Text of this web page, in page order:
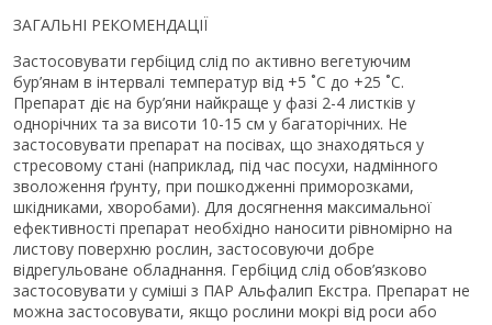
ЗАГАЛЬНІ РЕКОМЕНДАЦІЇ
Застосовувати гербіцид слід по активно вегетуючим
бур’янам в інтервалі температур від +5 ˚С до +25 ˚С.
Препарат діє на бур’яни найкраще у фазі 2-4 листків у
однорічних та за висоти 10-15 см у багаторічних. Не
застосовувати препарат на посівах, що знаходяться у
стресовому стані (наприклад, під час посухи, надмінного
зволоження ґрунту, при пошкодженні приморозками,
шкідниками, хворобами). Для досягнення максимальної
ефективності препарат необхідно наносити рівномірно на
листову поверхню рослин, застосовуючи добре
відрегульоване обладнання. Гербіцид слід обов’язково
застосовувати у суміші з ПАР Альфалип Екстра. Препарат не
можна застосовувати, якщо рослини мокрі від роси або